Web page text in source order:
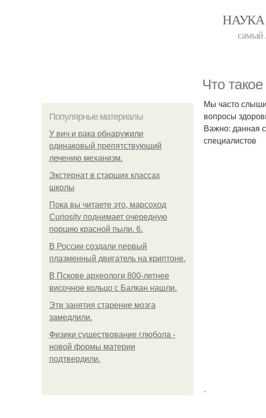
самый
Что
Популярные материалы
У вич и рака обнаружили
одинаковый препятствующий
лечению механизм.
Экстернат в старших классах
школы
Пока вы читаете это, марсоход
Curiosity поднимает очередную
порцию красной пыли. 6.
В России создали первый
плазменный двигатель на криптоне.
В Пскове археологи 800-летнее
височное кольцо с Балкан нашли.
Эти занятия старение мозга
замедлили.
Физики существование глюбола -
новой формы материи
подтвердили.
Мы часто
вопросы
Важно: данная
специалистов
.